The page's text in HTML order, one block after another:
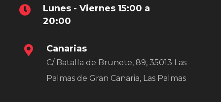
Lunes - Viernes 15:00 a
20:00
Canarias
C/ Batalla de Brunete, 89, 35013 Las
Palmas de Gran Canaria, Las Palmas